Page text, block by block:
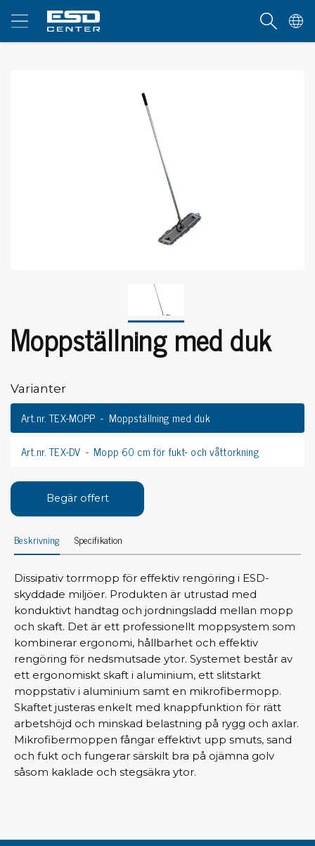
Moppställning med duk
Varianter
Art.nr. TEX-MOPP
Moppställning med duk
Art.nr. TEX-DV
Mopp 60 cm för fukt- och våttorkning
Begär offert
Beskrivning Specifikation
Dissipativ torrmopp för effektiv rengöring i ESD-
skyddade miljöer. Produkten är utrustad med
konduktivt handtag och jordningsladd mellan mopp
och skaft. Det är ett professionellt moppsystem som
kombinerar ergonomi, hållbarhet och effektiv
rengöring för nedsmutsade ytor. Systemet består av
ett ergonomiskt skaft i aluminium, ett slitstarkt
moppstativ i aluminium samt en mikrofibermopp.
Skaftet justeras enkelt med knappfunktion för rätt
arbetshöjd och minskad belastning på rygg och axlar.
Mikrofibermoppen fångar effektivt upp smuts, sand
och fukt och fungerar särskilt bra på ojämna golv
såsom kaklade och stegsäkra ytor.